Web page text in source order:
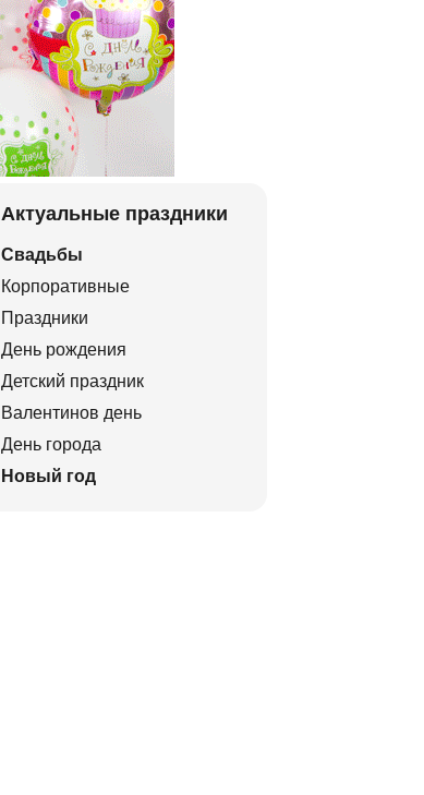
Актуальные праздники
Свадьбы
Корпоративные
Праздники
День рождения
Детский праздник
Валентинов день
День города
Новый год